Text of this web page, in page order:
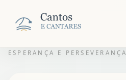
ESPERANÇA E PERSEVERANÇA